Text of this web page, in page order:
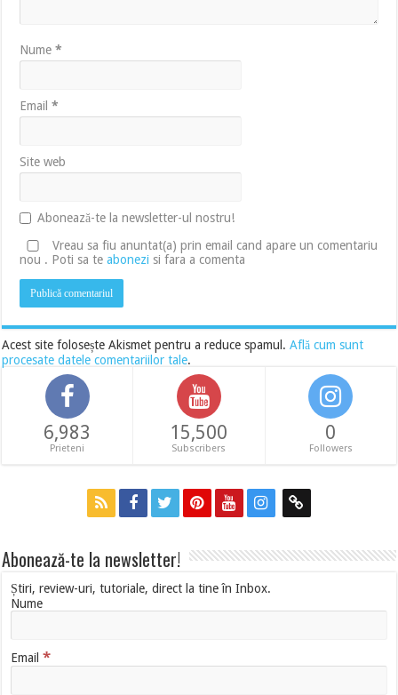
Nume*
Email*
Site web
Abonează-te la newsletter-ul nostru!
Vreau sa fiu anuntat(a) prin email cand apare un comentariu
nou . Poti sa teabonezi si fara a comenta
Acest site folosește Akismet pentru a reduce spamul.Află cum sunt
procesate datele comentariilor tale.
6,983
Prieteni
15,500
Subscribers
0
Followers
Abonează-te la newsletter!
Știri, review-uri, tutoriale, direct la tine în Inbox.
Nume
Email*